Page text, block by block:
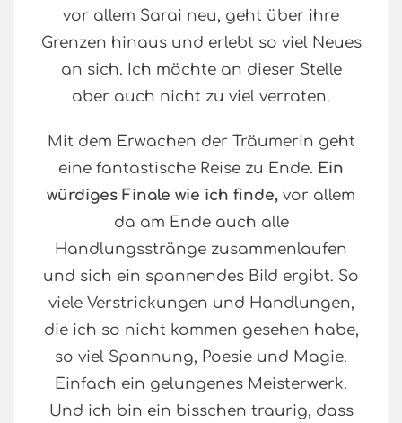
vor allem Sarai neu, geht über ihre
Grenzen hinaus und erlebt so viel Neues
an sich. Ich möchte an dieser Stelle
aber auch nicht zu viel verraten.
Mit dem Erwachen der Träumerin geht
eine fantastische Reise zu Ende. Ein
würdiges Finale wie ich finde, vor allem
da am Ende auch alle
Handlungsstränge zusammenlaufen
und sich ein spannendes Bild ergibt. So
viele Verstrickungen und Handlungen,
die ich so nicht kommen gesehen habe,
so viel Spannung, Poesie und Magie.
Einfach ein gelungenes Meisterwerk.
Und ich bin ein bisschen traurig, dass